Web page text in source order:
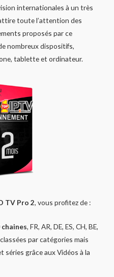
internationales à un très
toute l’attention des
proposés par ce
nombreux dispositifs,
tablette et ordinateur.
TV Pro 2, vous profitez de :
chaines, FR, AR, DE, ES, CH, BE,
par catégories mais
séries grâce aux Vidéos à la